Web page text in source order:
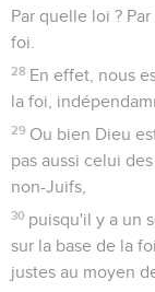
Par quelle loi ?
foi.
28 En effet, nous
la foi,
29 Ou bien Dieu
pas aussi celui
non-Juifs,
30 puisqu'il y a un
sur la base de la
justes au moyen